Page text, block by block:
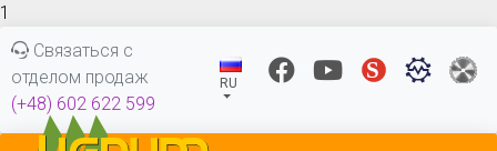
1
Связаться с
отделом продаж
(+48) 602 622 599
RU